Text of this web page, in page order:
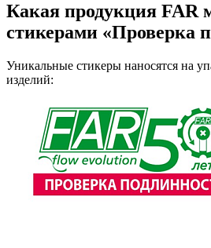
Какая продукция FAR
стикерами «Проверка
Уникальные стикеры наносятся на
изделий: